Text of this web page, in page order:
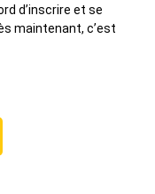
d’inscrire et se
maintenant, c’est